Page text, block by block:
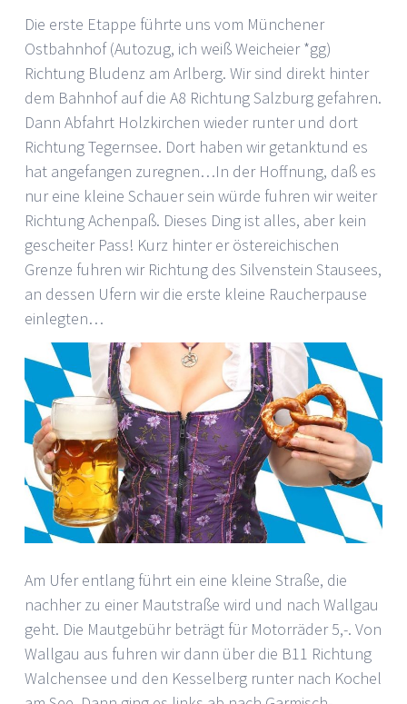
Die erste Etappe führte uns vom Münchener
Ostbahnhof (Autozug, ich weiß Weicheier *gg)
Richtung Bludenz am Arlberg. Wir sind direkt hinter
dem Bahnhof auf die A8 Richtung Salzburg gefahren.
Dann Abfahrt Holzkirchen wieder runter und dort
Richtung Tegernsee. Dort haben wir getanktund es
hat angefangen zuregnen…In der Hoffnung, daß es
nur eine kleine Schauer sein würde fuhren wir weiter
Richtung Achenpaß. Dieses Ding ist alles, aber kein
gescheiter Pass! Kurz hinter er östereichischen
Grenze fuhren wir Richtung des Silvenstein Stausees,
an dessen Ufern wir die erste kleine Raucherpause
einlegten…
Am Ufer entlang führt ein eine kleine Straße, die
nachher zu einer Mautstraße wird und nach Wallgau
geht. Die Mautgebühr beträgt für Motorräder 5,-. Von
Wallgau aus fuhren wir dann über die B11 Richtung
Walchensee und den Kesselberg runter nach Kochel